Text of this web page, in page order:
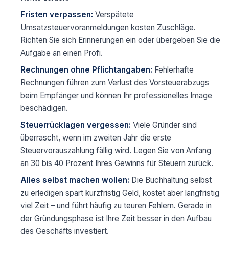
Fristen verpassen: Verspätete
Umsatzsteuervoranmeldungen kosten Zuschläge.
Richten Sie sich Erinnerungen ein oder übergeben Sie die
Aufgabe an einen Profi.
Rechnungen ohne Pflichtangaben: Fehlerhafte
Rechnungen führen zum Verlust des Vorsteuerabzugs
beim Empfänger und können Ihr professionelles Image
beschädigen.
Steuerrücklagen vergessen: Viele Gründer sind
überrascht, wenn im zweiten Jahr die erste
Steuervorauszahlung fällig wird. Legen Sie von Anfang
an 30 bis 40 Prozent Ihres Gewinns für Steuern zurück.
Alles selbst machen wollen: Die Buchhaltung selbst
zu erledigen spart kurzfristig Geld, kostet aber langfristig
viel Zeit – und führt häufig zu teuren Fehlern. Gerade in
der Gründungsphase ist Ihre Zeit besser in den Aufbau
des Geschäfts investiert.